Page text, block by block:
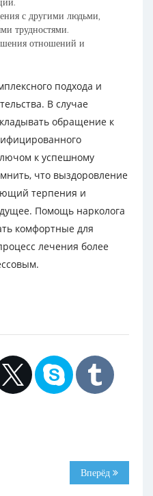
с другими людьми,
трудностями.
отношений и
подхода и
В случае
обращение к
к успешному
что выздоровление
терпения и
Помощь нарколога
комфортные для
лечения более
Вперёд